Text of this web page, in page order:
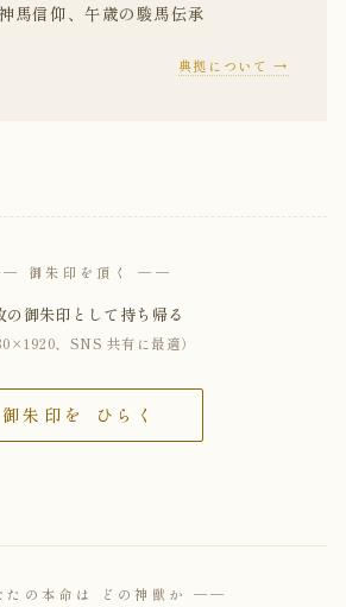
信仰、午歳の駿馬伝承
典拠について →
御朱印を頂く ──
の御朱印として持ち帰る
、SNS 共有に最適）
御朱印を ひらく
の本命は どの神獣か ──